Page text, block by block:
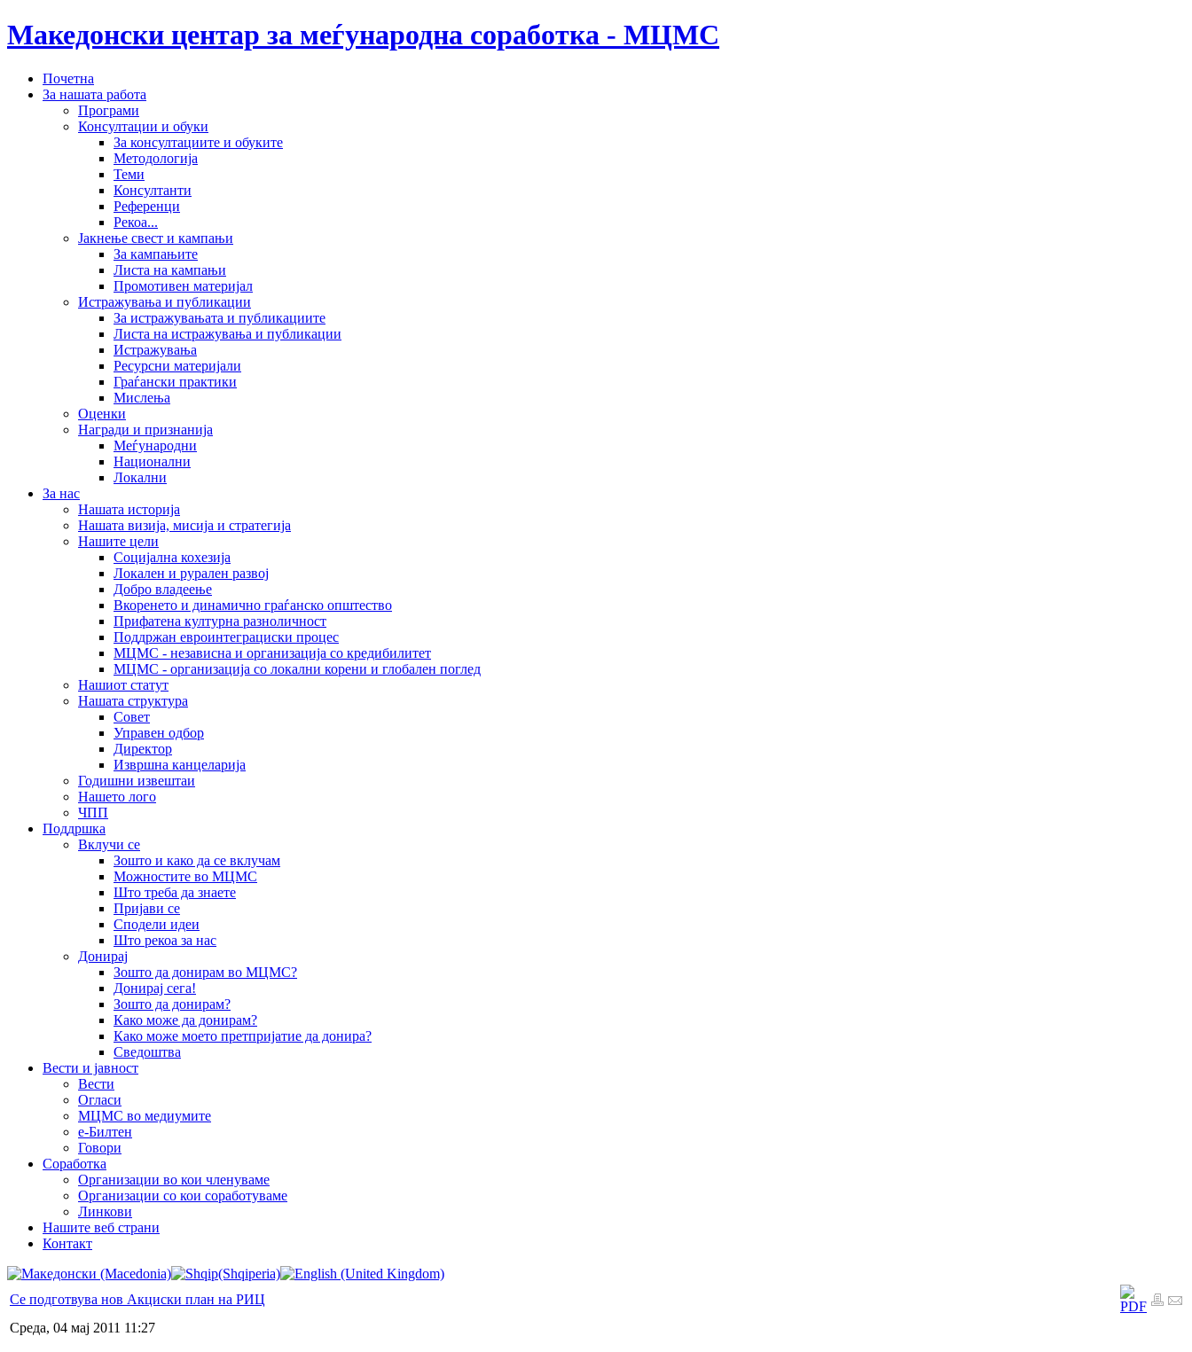
Македонски центар за меѓународна соработка - МЦМС
Почетна
За нашата работа
Програми
Консултации и обуки
За консултациите и обуките
Методологија
Теми
Консултанти
Референци
Рекоа...
Јакнење свест и кампањи
За кампањите
Листа на кампањи
Промотивен материјал
Истражувања и публикации
За истражувањата и публикациите
Листа на истражувања и публикации
Истражувања
Ресурсни материјали
Граѓански практики
Мислења
Оценки
Награди и признанија
Меѓународни
Национални
Локални
За нас
Нашата историја
Нашата визија, мисија и стратегија
Нашите цели
Социјална кохезија
Локален и рурален развој
Добро владеење
Вкоренето и динамично граѓанско општество
Прифатена културна разноличност
Поддржан евроинтеграциски процес
МЦМС - независна и организација со кредибилитет
МЦМС - организација со локални корени и глобален поглед
Нашиот статут
Нашата структура
Совет
Управен одбор
Директор
Извршна канцеларија
Годишни извештаи
Нашето лого
ЧПП
Поддршка
Вклучи се
Зошто и како да се вклучам
Можностите во МЦМС
Што треба да знаете
Пријави се
Сподели идеи
Што рекоа за нас
Донирај
Зошто да донирам во МЦМС?
Донирај сега!
Зошто да донирам?
Како може да донирам?
Како може моето претпријатие да донира?
Сведоштва
Вести и јавност
Вести
Огласи
МЦМС во медиумите
е-Билтен
Говори
Соработка
Организации во кои членуваме
Организации со кои соработуваме
Линкови
Нашите веб страни
Контакт
Се подготвува нов Акциски план на РИЦ
Среда, 04 мај 2011 11:27